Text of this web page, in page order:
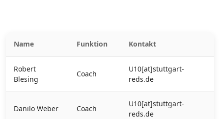
Name Funktion Kontakt
Robert
Blesing
Coach
U10[at]stuttgart-
reds.de
Danilo Weber Coach
U10[at]stuttgart-
reds.de